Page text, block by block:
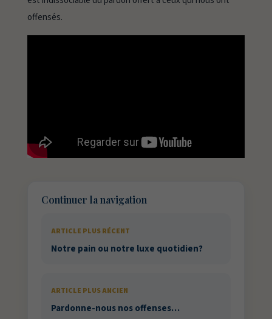
offensés.
Continuer la navigation
ARTICLE PLUS RÉCENT
Notre pain ou notre luxe quotidien?
ARTICLE PLUS ANCIEN
Pardonne-nous nos offenses…